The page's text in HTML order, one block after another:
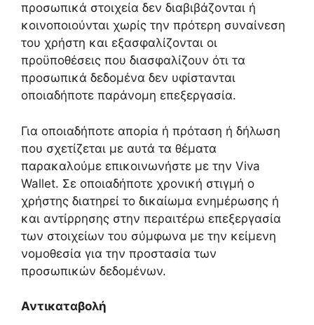
προσωπικά στοιχεία δεν διαβιβάζονται ή
κοινοποιούνται χωρίς την πρότερη συναίνεση
του χρήστη και εξασφαλίζονται οι
προϋποθέσεις που διασφαλίζουν ότι τα
προσωπικά δεδομένα δεν υφίστανται
οποιαδήποτε παράνομη επεξεργασία.
Για οποιαδήποτε απορία ή πρόταση ή δήλωση
που σχετίζεται με αυτά τα θέματα
παρακαλούμε επικοινωνήστε με την Viva
Wallet. Σε οποιαδήποτε χρονική στιγμή ο
χρήστης διατηρεί το δικαίωμα ενημέρωσης ή
και αντίρρησης στην περαιτέρω επεξεργασία
των στοιχείων του σύμφωνα με την κείμενη
νομοθεσία για την προστασία των
προσωπικών δεδομένων.
Αντικαταβολή